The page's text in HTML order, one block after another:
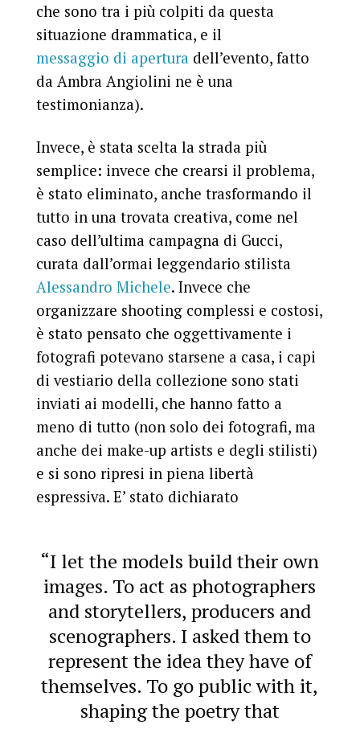
che sono tra i più colpiti da questa
situazione drammatica, e il
messaggio di aperturadell’evento, fatto
da Ambra Angiolini ne è una
testimonianza).
Invece, è stata scelta la strada più
semplice: invece che crearsi il problema,
è stato eliminato, anche trasformando il
tutto in una trovata creativa, come nel
caso dell’ultima campagna di Gucci,
curata dall’ormai leggendario stilista
Alessandro Michele. Invece che
organizzare shooting complessi e costosi,
è stato pensato che oggettivamente i
fotografi potevano starsene a casa, i capi
di vestiario della collezione sono stati
inviati ai modelli, che hanno fatto a
meno di tutto (non solo dei fotografi, ma
anche dei make-up artists e degli stilisti)
e si sono ripresi in piena libertà
espressiva. E’ stato dichiarato
“I let the models build their own
images. To act as photographers
and storytellers, producers and
scenographers. I asked them to
represent the idea they have of
themselves. To go public with it,
shaping the poetry that